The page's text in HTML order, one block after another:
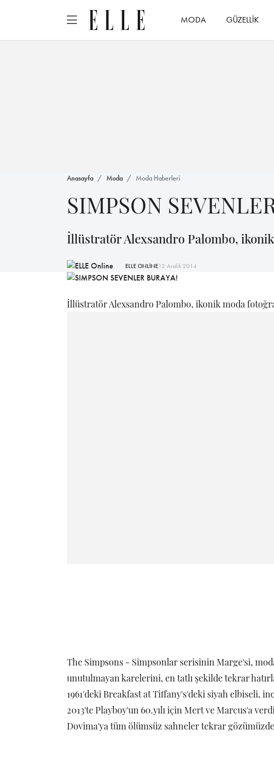
MODA GÜZELLİK
Anasayfa Moda Moda Haberleri
SIMPSON
İllüstratör Alexsandro Palombo,
ELLE ONLİNE12 Aralık 2014
İllüstratör Alexsandro Palombo, ikonik moda
The Simpsons - Simpsonlar serisinin Marge'si,
unutulmayan karelerini, en tatlı şekilde tekrar
1961'deki Breakfast at Tiffany's'deki siyah elbiseli,
2013'te Playboy'un 60.yılı için Mert ve Marcus'a
Dovima'ya tüm ölümsüz sahneler tekrar